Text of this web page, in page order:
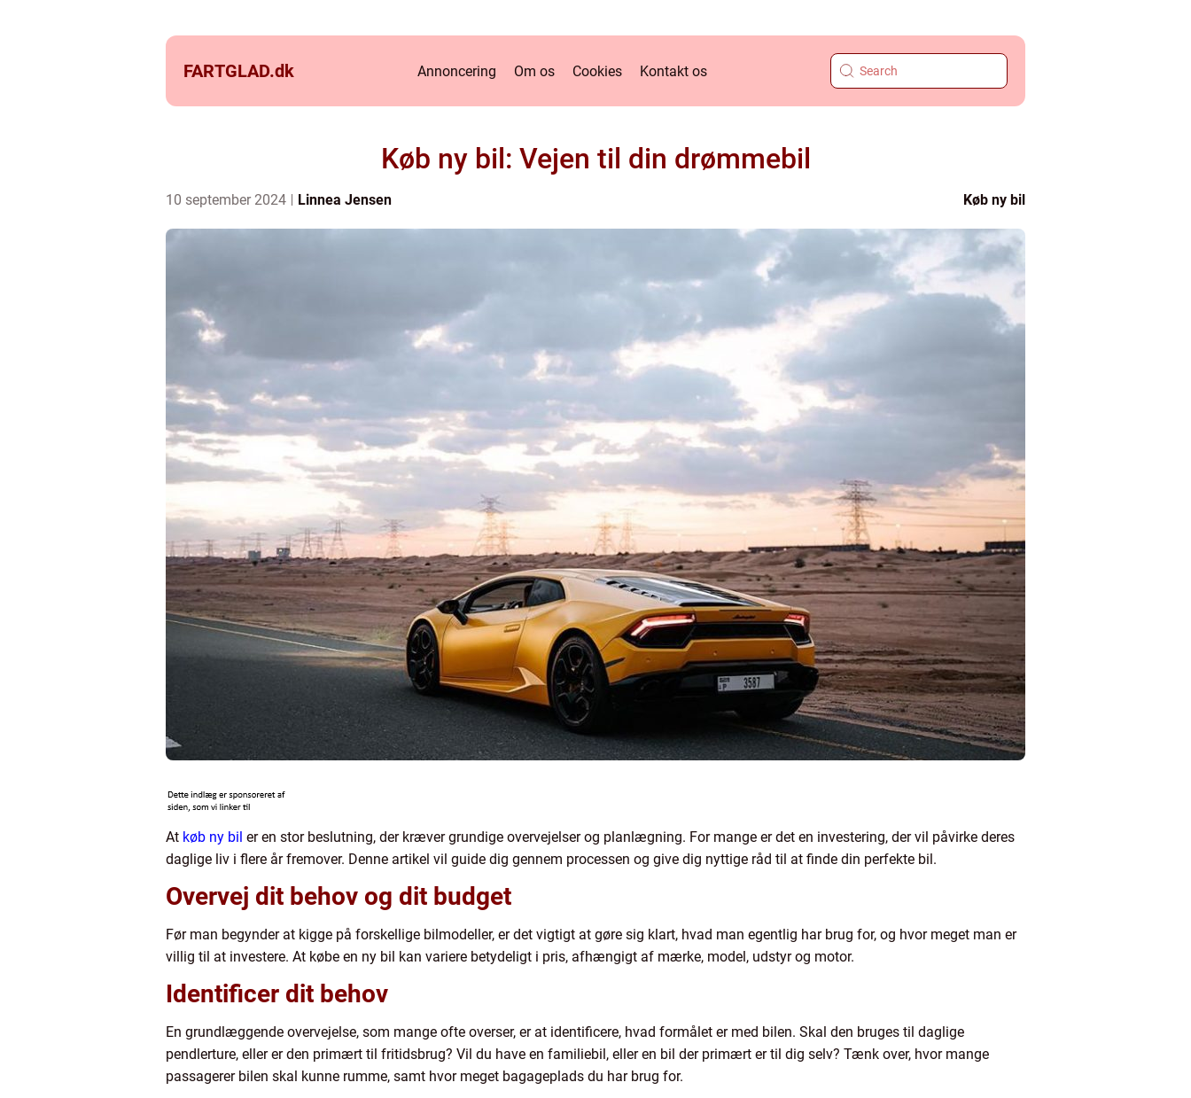
FARTGLAD.dk Annoncering Om os Cookies Kontakt os
Køb ny bil: Vejen til din drømmebil
10 september 2024 Linnea Jensen Køb ny bil
At køb ny bil er en stor beslutning, der kræver grundige overvejelser og planlægning. For mange er det en investering, der vil påvirke deres
daglige liv i flere år fremover. Denne artikel vil guide dig gennem processen og give dig nyttige råd til at finde din perfekte bil.
Overvej dit behov og dit budget
Før man begynder at kigge på forskellige bilmodeller, er det vigtigt at gøre sig klart, hvad man egentlig har brug for, og hvor meget man er
villig til at investere. At købe en ny bil kan variere betydeligt i pris, afhængigt af mærke, model, udstyr og motor.
Identificer dit behov
En grundlæggende overvejelse, som mange ofte overser, er at identificere, hvad formålet er med bilen. Skal den bruges til daglige
pendlerture, eller er den primært til fritidsbrug? Vil du have en familiebil, eller en bil der primært er til dig selv? Tænk over, hvor mange
passagerer bilen skal kunne rumme, samt hvor meget bagageplads du har brug for.